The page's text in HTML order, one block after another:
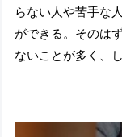
らない人や苦手な
ができる。そのは
ないことが多く、